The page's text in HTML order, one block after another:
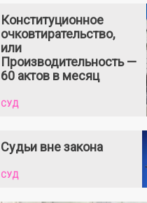
Конституционное
очковтирательство,
или
Производительность —
60 актов в месяц
СУД
Судьи вне закона
СУД